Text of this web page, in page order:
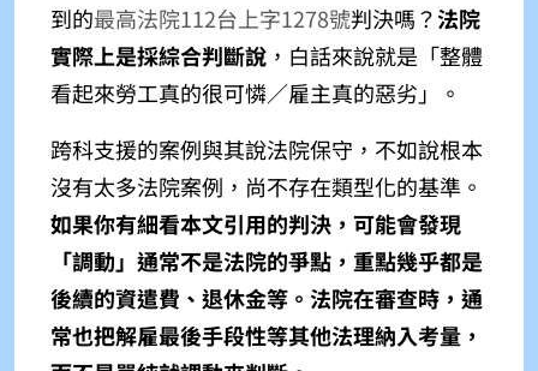
到的最高法院112台上字1278號判決嗎？法院
實際上是採綜合判斷說，白話來說就是「整體
看起來勞工真的很可憐／雇主真的惡劣」。
跨科支援的案例與其說法院保守，不如說根本
沒有太多法院案例，尚不存在類型化的基準。
如果你有細看本文引用的判決，可能會發現
「調動」通常不是法院的爭點，重點幾乎都是
後續的資遣費、退休金等。法院在審查時，通
常也把解雇最後手段性等其他法理納入考量，